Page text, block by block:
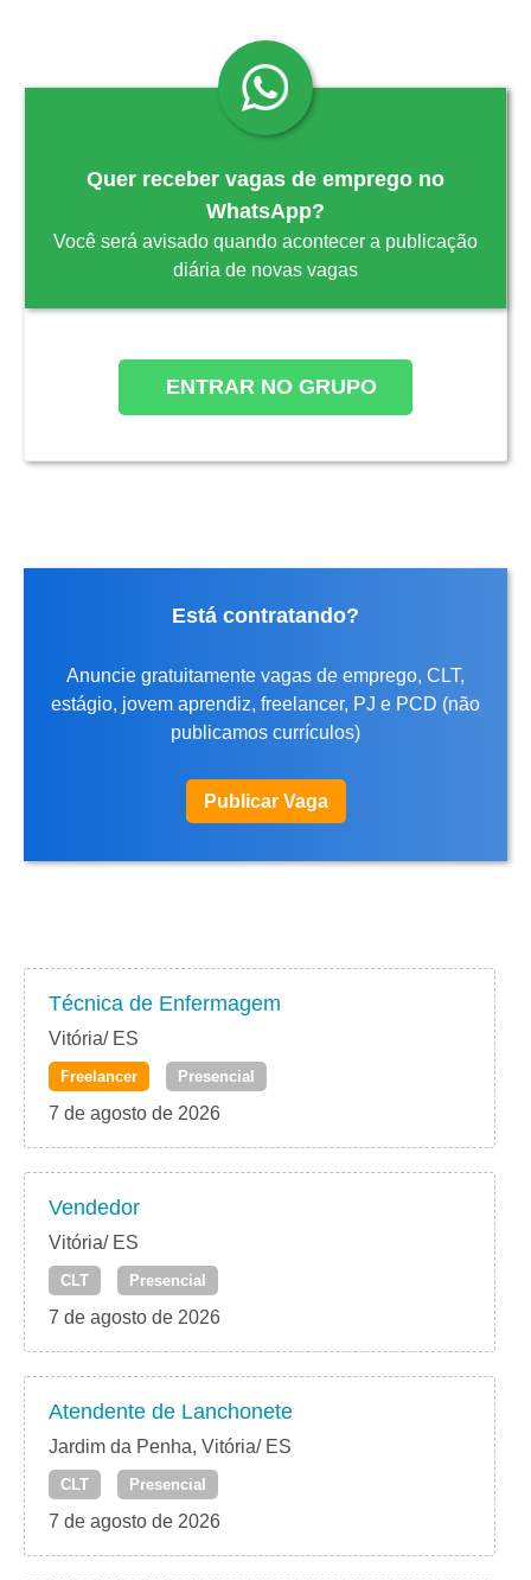
Quer receber vagas de emprego no
WhatsApp?
Você será avisado quando acontecer a publicação
diária de novas vagas
ENTRAR NO GRUPO
Está contratando?
Anuncie gratuitamente vagas de emprego, CLT,
estágio, jovem aprendiz, freelancer, PJ e PCD (não
publicamos currículos)
Publicar Vaga
Técnica de Enfermagem
Vitória/ ES
Freelancer Presencial
7 de agosto de 2026
Vendedor
Vitória/ ES
CLT Presencial
7 de agosto de 2026
Atendente de Lanchonete
Jardim da Penha, Vitória/ ES
CLT Presencial
7 de agosto de 2026